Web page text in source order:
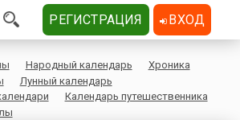
Народный календарь
Хроника
Лунный календарь
Календарь путешественника
РЕГИСТРАЦИЯ ВХОД